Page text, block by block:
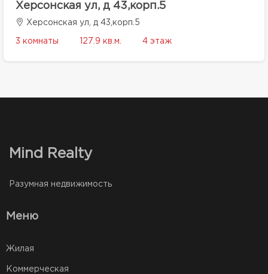
Херсонская ул, д 43,корп.5
Херсонская ул, д 43,корп.5
3 комнаты 127.9 кв.м. 4 этаж
Mind Realty
Разумная недвижимость
Меню
Жилая
Коммерческая